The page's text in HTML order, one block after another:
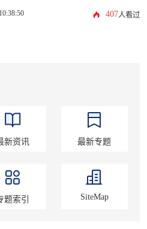
407人看过
新资讯 最新专题
题索引 SiteMap